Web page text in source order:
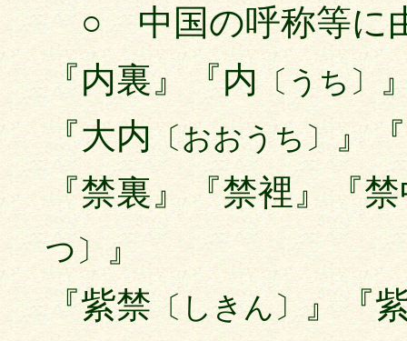
○ 中国の呼称等に
『内裏』『内〔うち〕
『大内〔おおうち〕』
『禁裏』『禁裡』『
つ〕』
『紫禁〔しきん〕』『